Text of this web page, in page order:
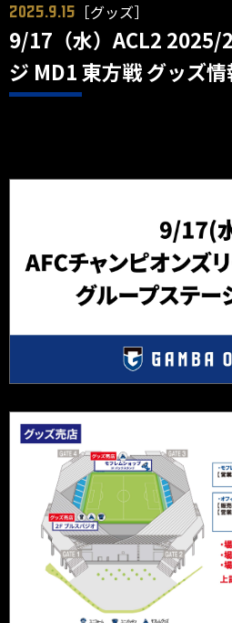
2025.9.15 ［グッズ］
9/17（水）ACL2 2025/
ジ MD1 東方戦 グッズ情